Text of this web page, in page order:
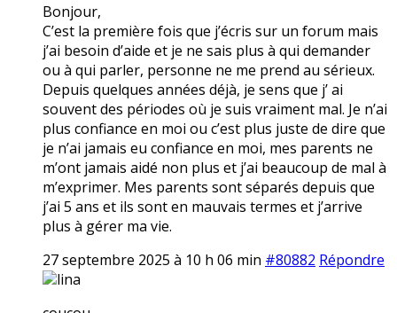
Bonjour,
C’est la première fois que j’écris sur un forum mais
j’ai besoin d’aide et je ne sais plus à qui demander
ou à qui parler, personne ne me prend au sérieux.
Depuis quelques années déjà, je sens que j’ ai
souvent des périodes où je suis vraiment mal. Je n’ai
plus confiance en moi ou c’est plus juste de dire que
je n’ai jamais eu confiance en moi, mes parents ne
m’ont jamais aidé non plus et j’ai beaucoup de mal à
m’exprimer. Mes parents sont séparés depuis que
j’ai 5 ans et ils sont en mauvais termes et j’arrive
plus à gérer ma vie.
27 septembre 2025 à 10 h 06 min #80882 Répondre
lina